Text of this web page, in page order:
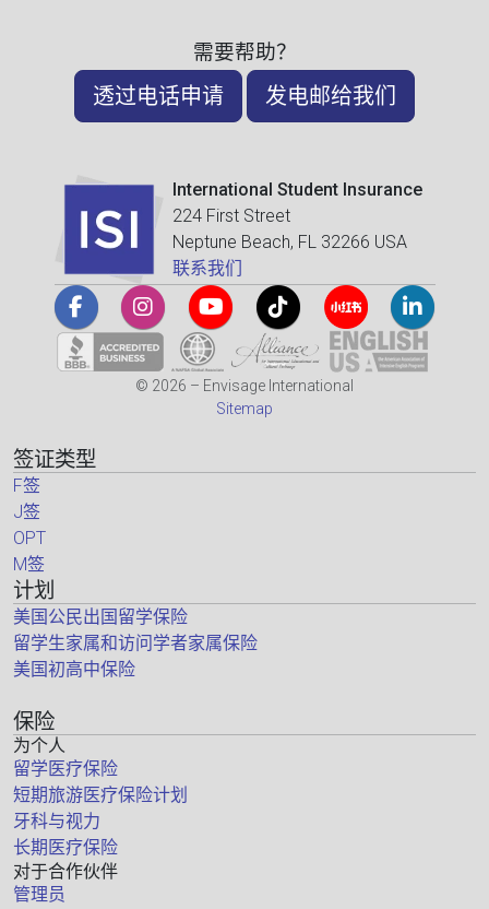
需要帮助？
透过电话申请 发电邮给我们
International Student Insurance
224 First Street
Neptune Beach, FL 32266 USA
联系我们
© 2026 – Envisage International
Sitemap
签证类型
F签
J签
OPT
M签
计划
美国公民出国留学保险
留学生家属和访问学者家属保险
美国初高中保险
保险
为个人
留学医疗保险
短期旅游医疗保险计划
牙科与视力
长期医疗保险
对于合作伙伴
管理员